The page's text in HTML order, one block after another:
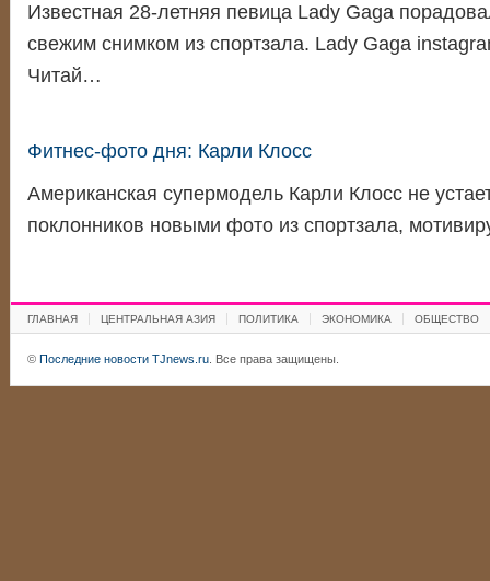
Известная 28-летняя певица Lady Gaga
свежим снимком из спортзала. Lady Gaga
Читай…
Фитнес-фото дня: Карли Клосс
Американская супермодель Карли Клосс не
поклонников новыми фото из спортзала,
ГЛАВНАЯ ЦЕНТРАЛЬНАЯ АЗИЯ ПОЛИТИКА ЭКОНОМИКА ОБЩЕСТВО
© Последние новости TJnews.ru. Все права защищены.